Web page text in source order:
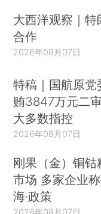
大西洋观察｜
合作
2026年08月07日
特稿｜国航原党
贿3847万元二
大多数指控
2026年08月07日
刚果（金）铜钴
市场 多家企业
海·政策
2026年08月07日